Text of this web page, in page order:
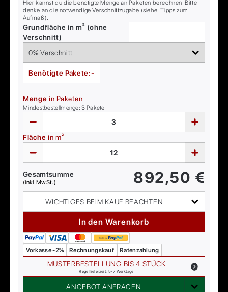
Hier kannst du die benötigte Menge an Paketen berechnen. Bitte
denke an die notwendige Verschnittzugabe (siehe: Tipps zum
Aufmaß).
Grundfläche in m² (ohne
Verschnitt)
Benötigte Pakete:-
Menge in Paketen
Mindestbestellmenge:3 Pakete
Fläche in m²
Gesamtsumme
(inkl. MwSt.) 892,50 €
WICHTIGES BEIM KAUF BEACHTEN
In den Warenkorb
Vorkasse -2% Rechnungskauf Ratenzahlung
MUSTERBESTELLUNG BIS 4 STÜCK
Regellieferzeit: 5-7 Werktage
ANGEBOT ANFRAGEN